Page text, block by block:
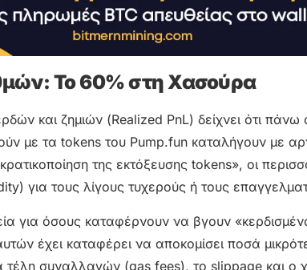
Το 60% στη Χασούρα
και ζημιών (Realized PnL) δείχνει ότι
με τα tokens του Pump.fun καταλήγουν με
της εκτόξευσης tokens», οι
για τους λίγους τυχερούς ή τους
για όσους καταφέρνουν να βγουν
έχει καταφέρει να αποκομίσει ποσά
τέλη συναλλαγών (gas fees), το slippage και ο